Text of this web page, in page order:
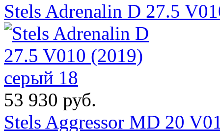
Stels Adrenalin D 27.5
53 930 руб.
Stels Aggressor MD 20